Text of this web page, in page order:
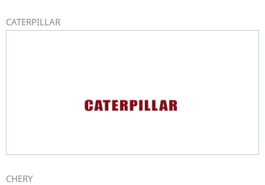
CATERPILLAR
CHERY